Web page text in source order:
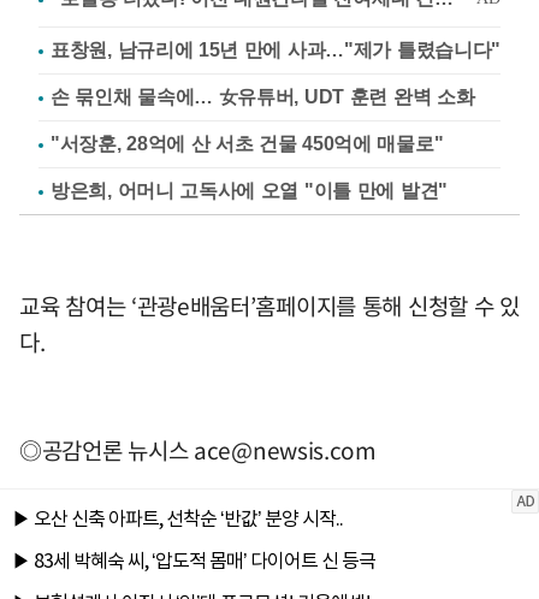
표창원, 남규리에 15년 만에 사과…"제가 틀렸습니다"
손 묶인채 물속에… 女유튜버, UDT 훈련 완벽 소화
"서장훈, 28억에 산 서초 건물 450억에 매물로"
방은희, 어머니 고독사에 오열 "이틀 만에 발견"
교육 참여는 ‘관광e배움터’홈페이지를 통해 신청할 수 있
다.
◎공감언론 뉴시스ace@newsis.com